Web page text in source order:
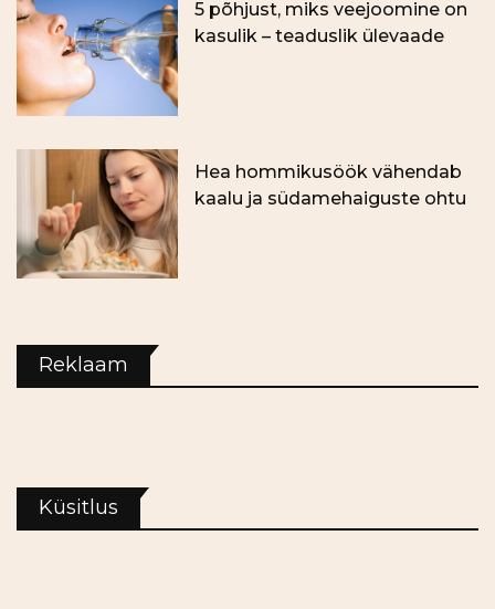
5 põhjust, miks veejoomine on
kasulik – teaduslik ülevaade
Hea hommikusöök vähendab
kaalu ja südamehaiguste ohtu
Reklaam
Küsitlus